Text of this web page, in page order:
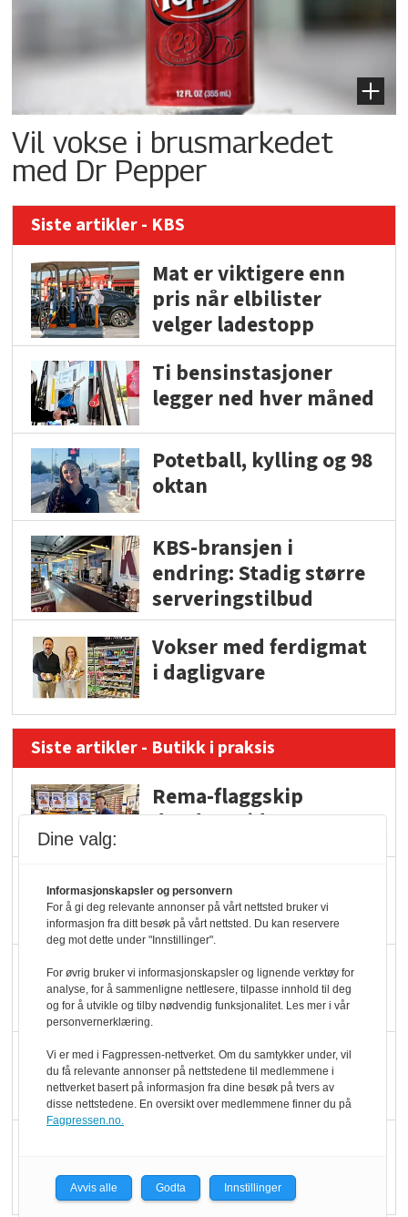
Vil vokse i brusmarkedet
med Dr Pepper
Siste artikler - KBS
Mat er viktigere enn
pris når elbilister
velger ladestopp
Ti bensinstasjoner
legger ned hver måned
Potetball, kylling og 98
oktan
KBS-bransjen i
endring: Stadig større
serveringstilbud
Vokser med ferdigmat
i dagligvare
Siste artikler - Butikk i praksis
Rema-flaggskip
dundrer videre
Slik opprettholdes
ølsalget
Færre varer, men fulle
hyller
KI lager mat i butikken
Rema i 2025
Dine valg:
Informasjonskapsler og personvern
For å gi deg relevante annonser på vårt nettsted bruker vi
informasjon fra ditt besøk på vårt nettsted. Du kan reservere
deg mot dette under "Innstillinger".
For øvrig bruker vi informasjonskapsler og lignende verktøy for
analyse, for å sammenligne nettlesere, tilpasse innhold til deg
og for å utvikle og tilby nødvendig funksjonalitet. Les mer i vår
personvernerklæring.
Vi er med i Fagpressen-nettverket. Om du samtykker under, vil
du få relevante annonser på nettstedene til medlemmene i
nettverket basert på informasjon fra dine besøk på tvers av
disse nettstedene. En oversikt over medlemmene finner du på
Fagpressen.no.
Avvis alle Godta Innstillinger